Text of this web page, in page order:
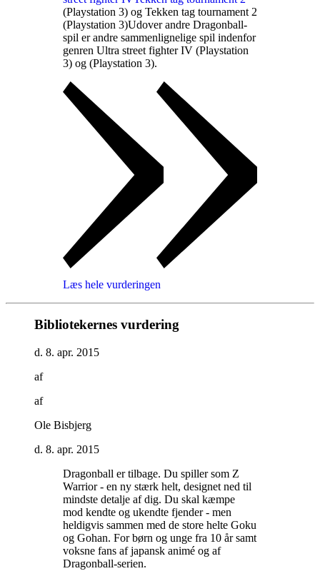
(Playstation 3) og Tekken tag tournament 2
(Playstation 3)Udover andre Dragonball-
spil er andre sammenlignelige spil indenfor
genren Ultra street fighter IV (Playstation
3) og (Playstation 3).
Læs hele vurderingen
Bibliotekernes vurdering
d. 8. apr. 2015
af
af
Ole Bisbjerg
d. 8. apr. 2015
Dragonball er tilbage. Du spiller som Z
Warrior - en ny stærk helt, designet ned til
mindste detalje af dig. Du skal kæmpe
mod kendte og ukendte fjender - men
heldigvis sammen med de store helte Goku
og Gohan. For børn og unge fra 10 år samt
voksne fans af japansk animé og af
Dragonball-serien.